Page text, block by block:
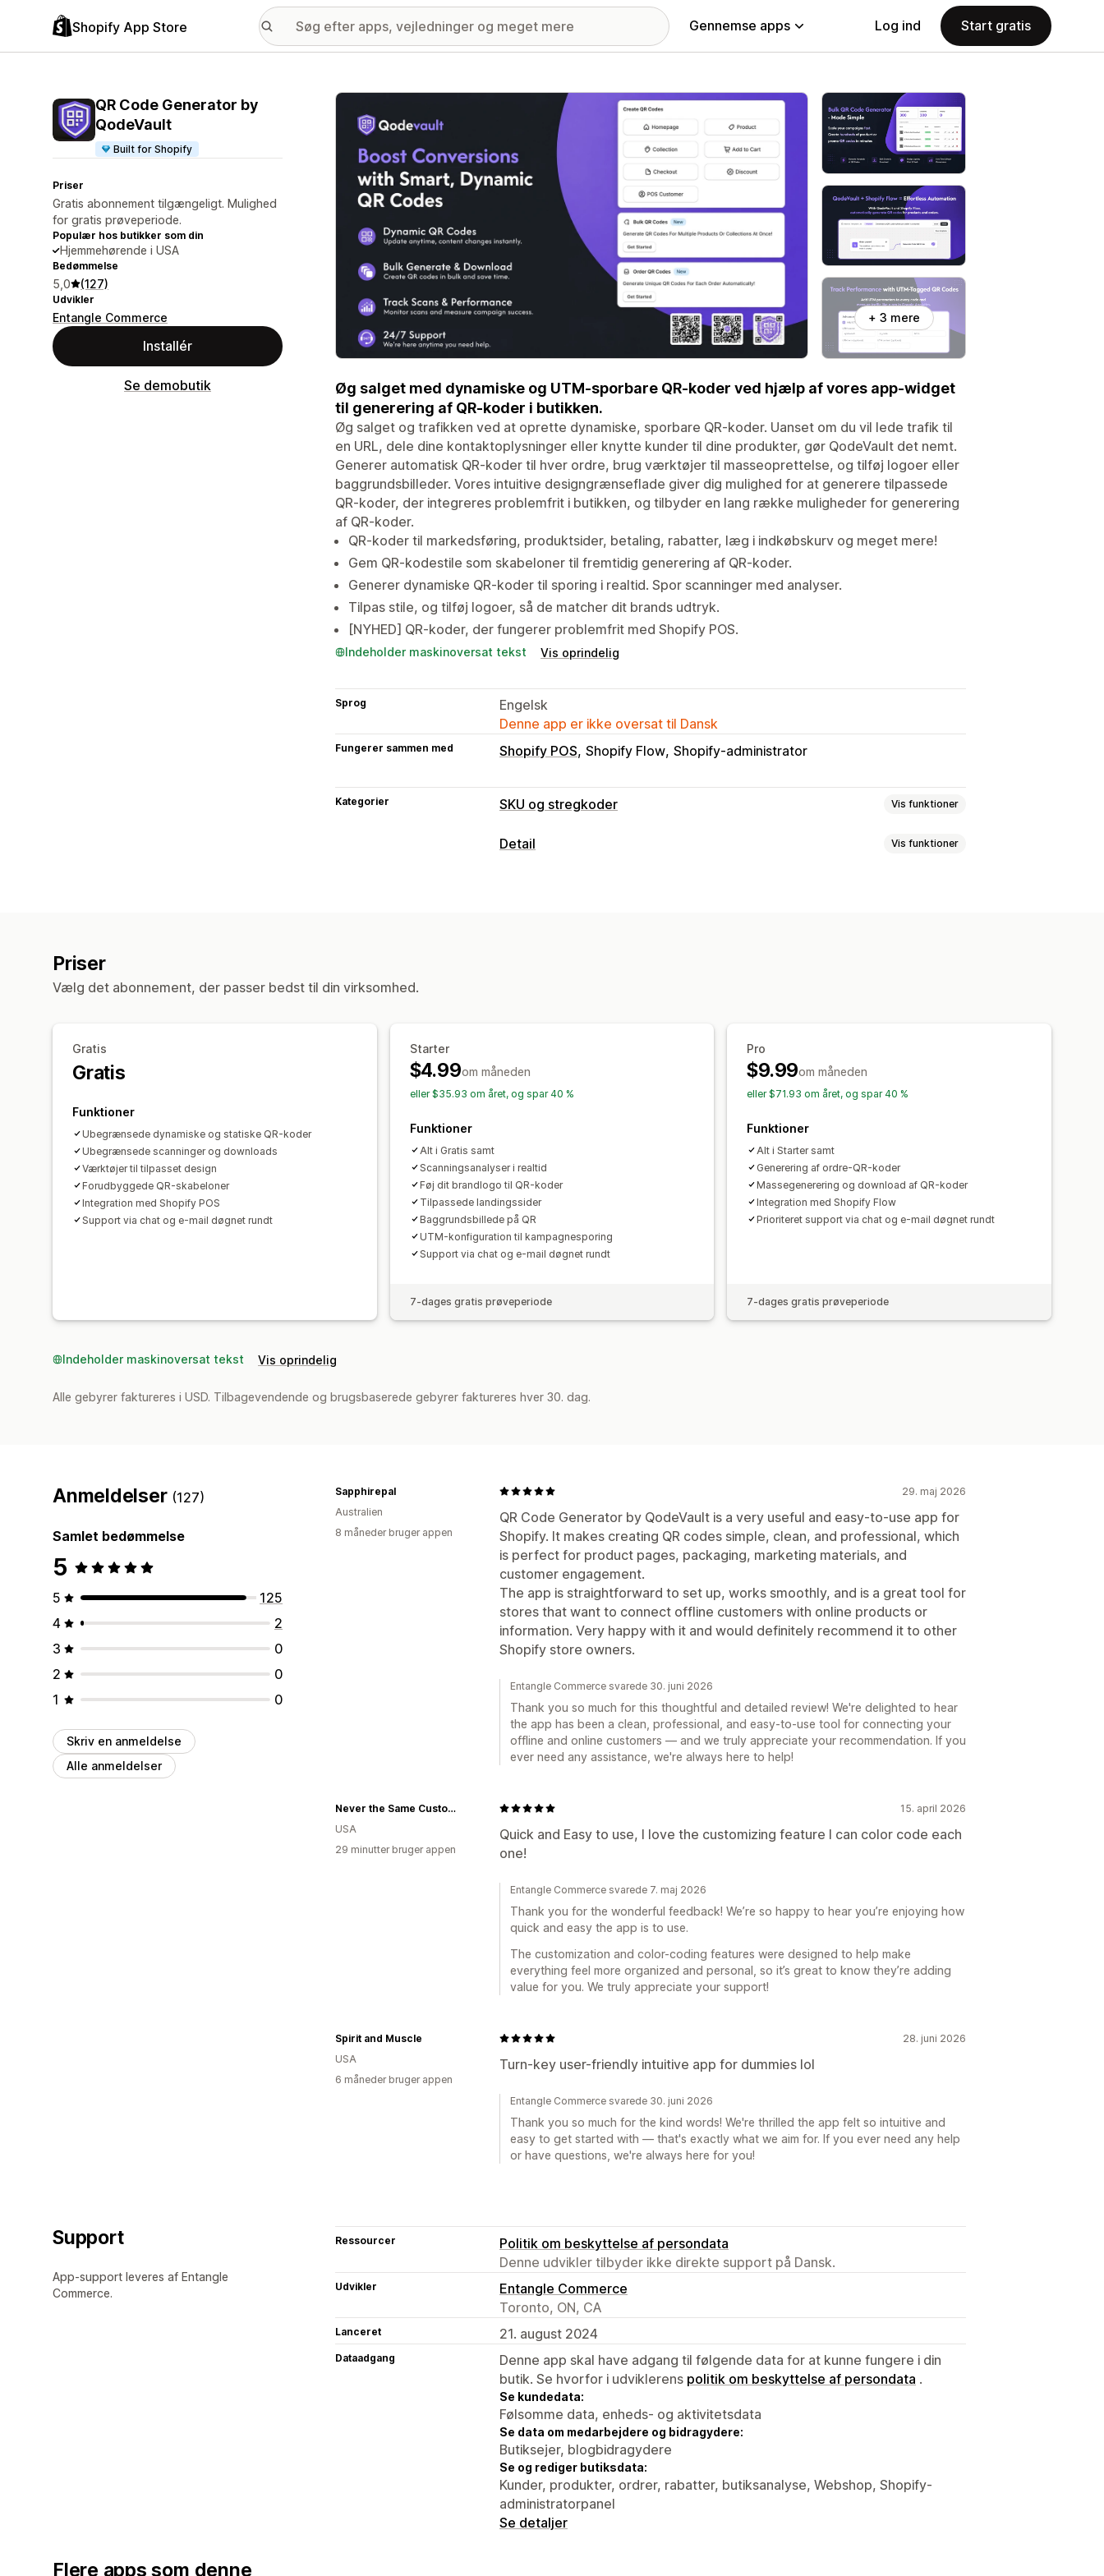
Shopify App Store Gennemse apps Log ind Start gratis
QR Code Generator by
QodeVault
Built for Shopify
Priser
Gratis abonnement tilgængeligt. Mulighed
for gratis prøveperiode.
Populær hos butikker som din
Hjemmehørende i USA
Bedømmelse
5,0 (127)
Udvikler
Entangle Commerce
Installér
Se demobutik
Galleri med udvalgte billeder
+ 3 mere
Øg salget med dynamiske og UTM-sporbare QR-koder ved hjælp af vores app-widget
til generering af QR-koder i butikken.
Øg salget og trafikken ved at oprette dynamiske, sporbare QR-koder. Uanset om du vil lede trafik til
en URL, dele dine kontaktoplysninger eller knytte kunder til dine produkter, gør QodeVault det nemt.
Generer automatisk QR-koder til hver ordre, brug værktøjer til masseoprettelse, og tilføj logoer eller
baggrundsbilleder. Vores intuitive designgrænseflade giver dig mulighed for at generere tilpassede
QR-koder, der integreres problemfrit i butikken, og tilbyder en lang række muligheder for generering
af QR-koder.
QR-koder til markedsføring, produktsider, betaling, rabatter, læg i indkøbskurv og meget mere!
Gem QR-kodestile som skabeloner til fremtidig generering af QR-koder.
Generer dynamiske QR-koder til sporing i realtid. Spor scanninger med analyser.
Tilpas stile, og tilføj logoer, så de matcher dit brands udtryk.
[NYHED] QR-koder, der fungerer problemfrit med Shopify POS.
Indeholder maskinoversat tekst Vis oprindelig
Sprog
Engelsk
Denne app er ikke oversat til Dansk
Fungerer sammen med Shopify POS Shopify Flow Shopify-administrator
Kategorier SKU og stregkoder Vis funktioner
Stregkodeadministration
Detail Vis funktioner
Priser
Vælg det abonnement, der passer bedst til din virksomhed.
Gratis
Gratis
Funktioner
Ubegrænsede dynamiske og statiske QR-koder
Ubegrænsede scanninger og downloads
Værktøjer til tilpasset design
Forudbyggede QR-skabeloner
Integration med Shopify POS
Support via chat og e-mail døgnet rundt
Starter
$4.99om måneden
eller $35.93 om året, og spar 40 %
Funktioner
Alt i Gratis samt
Scanningsanalyser i realtid
Føj dit brandlogo til QR-koder
Tilpassede landingssider
Baggrundsbillede på QR
UTM-konfiguration til kampagnesporing
Support via chat og e-mail døgnet rundt
7-dages gratis prøveperiode
Pro
$9.99om måneden
eller $71.93 om året, og spar 40 %
Funktioner
Alt i Starter samt
Generering af ordre-QR-koder
Massegenerering og download af QR-koder
Integration med Shopify Flow
Prioriteret support via chat og e-mail døgnet rundt
7-dages gratis prøveperiode
Indeholder maskinoversat tekst Vis oprindelig
Alle gebyrer faktureres i USD. Tilbagevendende og brugsbaserede gebyrer faktureres hver 30. dag.
Anmeldelser (127)
Samlet bedømmelse
5
5
125
4
2
3
0
2
0
1
0
Skriv en anmeldelse
Alle anmeldelser
29. maj 2026
QR Code Generator by QodeVault is a very useful and easy-to-use app for
Shopify. It makes creating QR codes simple, clean, and professional, which
is perfect for product pages, packaging, marketing materials, and
customer engagement.
The app is straightforward to set up, works smoothly, and is a great tool for
stores that want to connect offline customers with online products or
information. Very happy with it and would definitely recommend it to other
Shopify store owners.
Sapphirepal
Australien
8 måneder bruger appen
Entangle Commerce svarede 30. juni 2026
Thank you so much for this thoughtful and detailed review! We're delighted to hear
the app has been a clean, professional, and easy-to-use tool for connecting your
offline and online customers — and we truly appreciate your recommendation. If you
ever need any assistance, we're always here to help!
15. april 2026
Quick and Easy to use, I love the customizing feature I can color code each
one!
Never the Same Customz
USA
29 minutter bruger appen
Entangle Commerce svarede 7. maj 2026
Thank you for the wonderful feedback! We’re so happy to hear you’re enjoying how
quick and easy the app is to use.
The customization and color-coding features were designed to help make
everything feel more organized and personal, so it’s great to know they’re adding
value for you. We truly appreciate your support!
28. juni 2026
Turn-key user-friendly intuitive app for dummies lol
Spirit and Muscle
USA
6 måneder bruger appen
Entangle Commerce svarede 30. juni 2026
Thank you so much for the kind words! We're thrilled the app felt so intuitive and
easy to get started with — that's exactly what we aim for. If you ever need any help
or have questions, we're always here for you!
Support
App-support leveres af Entangle
Commerce.
Ressourcer
Politik om beskyttelse af persondata
Denne udvikler tilbyder ikke direkte support på Dansk.
Udvikler
Entangle Commerce
Toronto, ON, CA
Lanceret 21. august 2024
Dataadgang
Denne app skal have adgang til følgende data for at kunne fungere i din
butik. Se hvorfor i udviklerens politik om beskyttelse af persondata .
Se kundedata:
Følsomme data, enheds- og aktivitetsdata
Se data om medarbejdere og bidragydere:
Butiksejer, blogbidragydere
Se og rediger butiksdata:
Kunder, produkter, ordrer, rabatter, butiksanalyse, Webshop, Shopify-
administratorpanel
Se detaljer
Flere apps som denne